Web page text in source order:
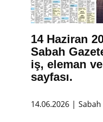
14 Haziran
Sabah
iş, eleman
sayfası.
14.06.2026